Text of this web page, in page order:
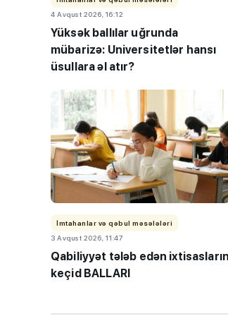
4 Avqust 2026, 16:12
Yüksək ballılar uğrunda
mübarizə: Universitetlər hansı
üsullara əl atır?
İmtahanlar və qəbul məsələləri
3 Avqust 2026, 11:47
Qabiliyyət tələb edən ixtisasların
keçid BALLARI
lisey